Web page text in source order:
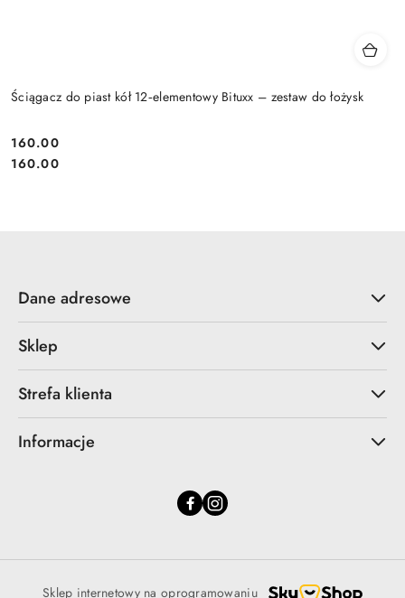
Ściągacz do piast kół 12‑elementowy Bituxx – zestaw do łożysk
Cena:
160.00
Cena:
160.00
Dane adresowe
Sklep
Strefa klienta
Informacje
Sklep internetowy na oprogramowaniu